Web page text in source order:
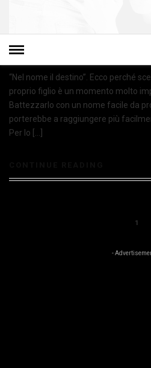
“Nel nome il destino”. Ecco perché
proprio figlio è un momento molto
Battezzarlo con un nome facile da
porterebbe a raggiungere più
Per lo […]
1
-